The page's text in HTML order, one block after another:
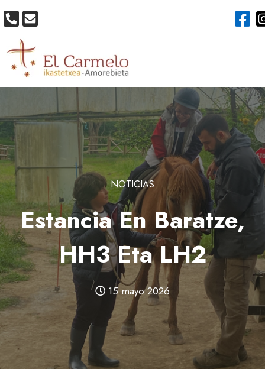
NOTICIAS
Estancia En Baratze,
HH3 Eta LH2
15 mayo 2026